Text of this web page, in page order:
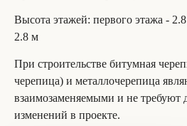
Высота этажей: первого этажа -
2.8 м
При строительстве битумная
черепица) и металлочерепица
взаимозаменяемыми и не требуют
изменений в проекте.